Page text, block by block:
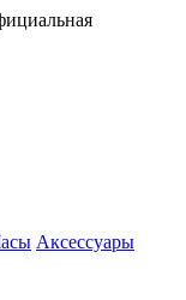
Аксессуары